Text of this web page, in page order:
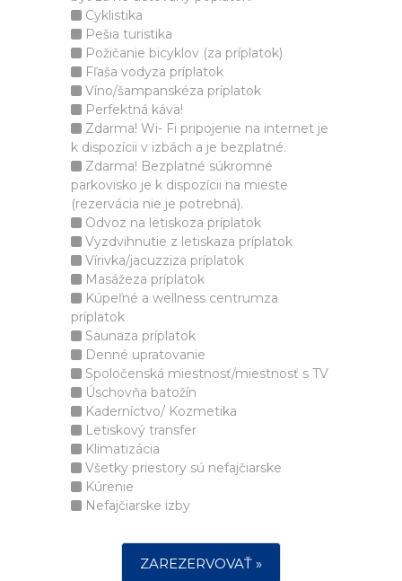
Cyklistika
Pešia turistika
Požičanie bicyklov (za príplatok)
Fľaša vodyza príplatok
Víno/šampanskéza príplatok
Perfektná káva!
Zdarma! Wi- Fi pripojenie na internet je
k dispozícii v izbách a je bezplatné.
Zdarma! Bezplatné súkromné
parkovisko je k dispozícii na mieste
(rezervácia nie je potrebná).
Odvoz na letiskoza príplatok
Vyzdvihnutie z letiskaza príplatok
Vírivka/jacuzziza príplatok
Masážeza príplatok
Kúpeľné a wellness centrumza
príplatok
Saunaza príplatok
Denné upratovanie
Spoločenská miestnosť/miestnosť s TV
Úschovňa batožín
Kaderníctvo/ Kozmetika
Letiskový transfer
Klimatizácia
Všetky priestory sú nefajčiarske
Kúrenie
Nefajčiarske izby
ZAREZERVOVAŤ »